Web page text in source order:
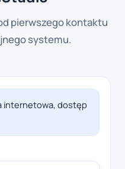
pierwszego kontaktu
systemu.
internetowa, dostęp